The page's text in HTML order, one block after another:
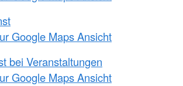
Google Maps Ansicht
bei Veranstaltungen
Google Maps Ansicht